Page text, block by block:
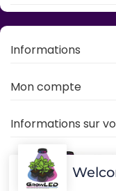
Informations
Mon compte
Informations sur